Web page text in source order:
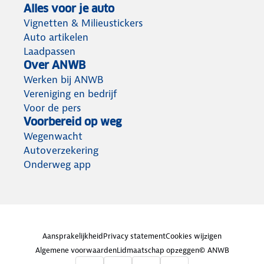
Alles voor je auto
Vignetten & Milieustickers
Auto artikelen
Laadpassen
Over ANWB
Werken bij ANWB
Vereniging en bedrijf
Voor de pers
Voorbereid op weg
Wegenwacht
Autoverzekering
Onderweg app
AansprakelijkheidPrivacy statementCookies wijzigen
Algemene voorwaardenLidmaatschap opzeggen© ANWB